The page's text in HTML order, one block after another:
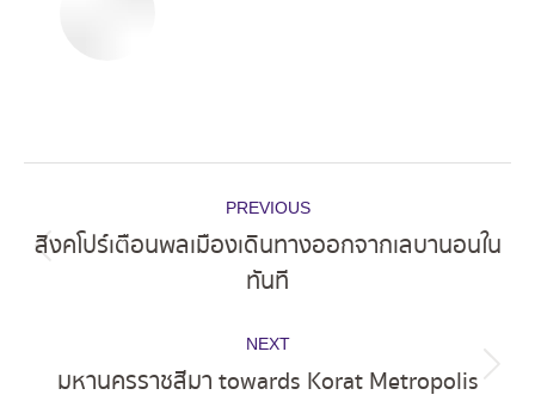
navigation
PREVIOUS
post:
สิงคโปร์เตือนพลเมืองเดินทางออกจากเลบานอนใน
ทันที
NEXT
Next
มหานครราชสีมา towards Korat Metropolis